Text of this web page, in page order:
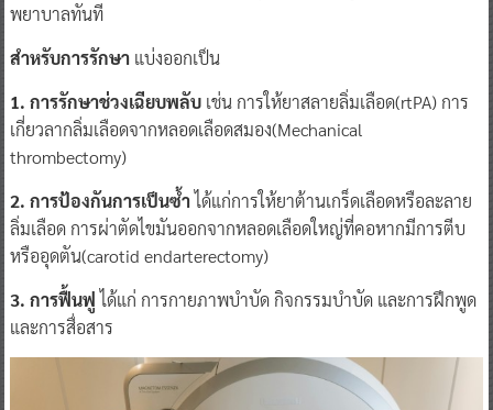
พยาบาลทันที
สำหรับการรักษา แบ่งออกเป็น
1. การรักษาช่วงเฉียบพลับเช่น การให้ยาสลายลิ่มเลือด(rtPA) การ
เกี่ยวลากลิ่มเลือดจากหลอดเลือดสมอง(Mechanical
thrombectomy)
2. การป้องกันการเป็นซ้ำได้แก่การให้ยาต้านเกร็ดเลือดหรือละลาย
ลิ่มเลือด การผ่าตัดไขมันออกจากหลอดเลือดใหญ่ที่คอหากมีการตีบ
หรืออุดตัน(carotid endarterectomy)
3. การฟื้นฟู ได้แก่ การกายภาพบำบัด กิจกรรมบำบัด และการฝึกพูด
และการสื่อสาร